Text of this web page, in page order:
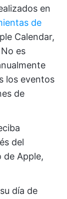
en
de
Calendar,
es
los eventos
de
del
de Apple,
día de